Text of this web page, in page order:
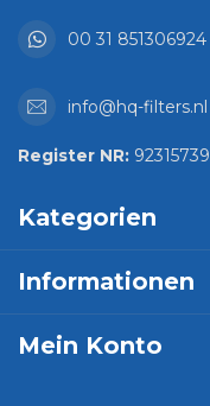
00 31 851306924
info@hq-filters.nl
Register NR: 92315739
Kategorien
Informationen
Mein Konto